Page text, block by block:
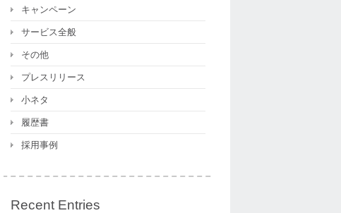
キャンペーン
サービス全般
その他
プレスリリース
小ネタ
履歴書
採用事例
Recent Entries